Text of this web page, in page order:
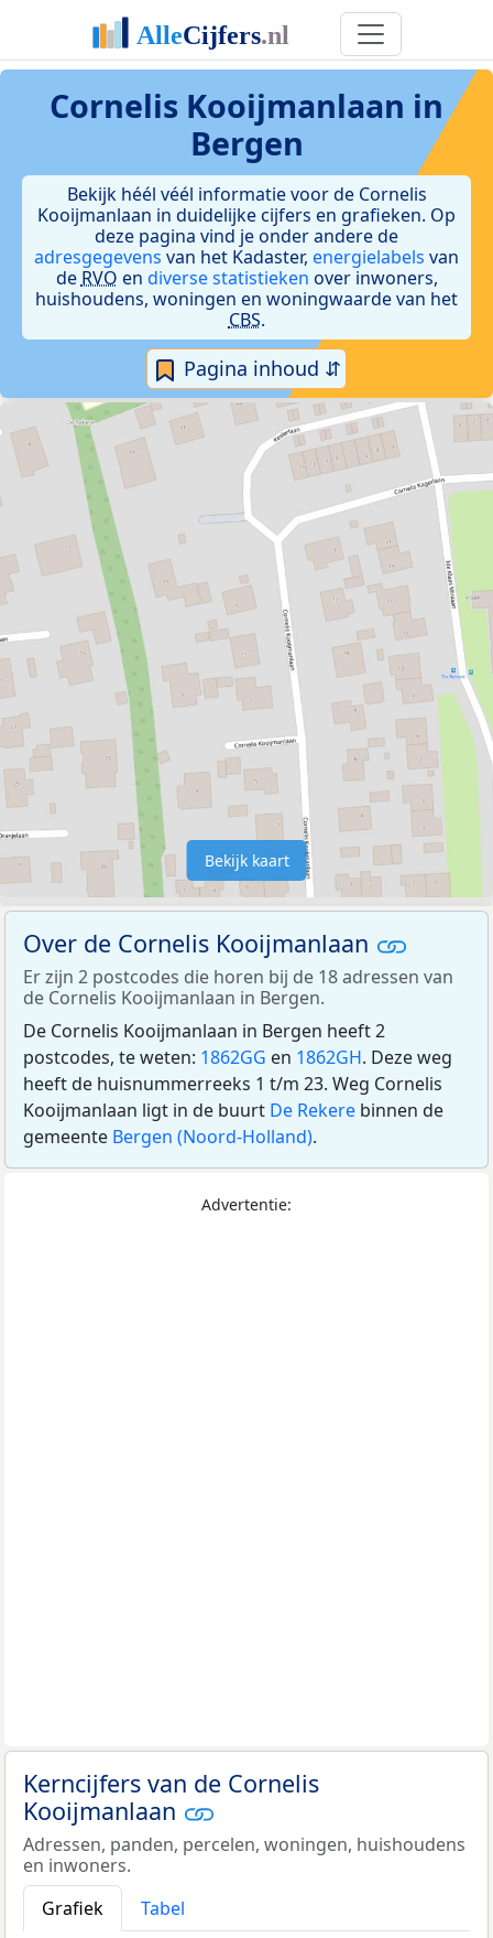
Cornelis Kooijmanlaan in
Bergen
Bekijk héél véél informatie voor de Cornelis
Kooijmanlaan in duidelijke cijfers en grafieken. Op
deze pagina vind je onder andere de
adresgegevens van het Kadaster, energielabels van
de RVO en diverse statistieken over inwoners,
huishoudens, woningen en woningwaarde van het
CBS.
Pagina inhoud ⇵
Bekijk kaart
Over de Cornelis Kooijmanlaan
Er zijn 2 postcodes die horen bij de 18 adressen van
de Cornelis Kooijmanlaan in Bergen.
De Cornelis Kooijmanlaan in Bergen heeft 2
postcodes, te weten: 1862GG en 1862GH. Deze weg
heeft de huisnummerreeks 1 t/m 23. Weg Cornelis
Kooijmanlaan ligt in de buurt De Rekere binnen de
gemeente Bergen (Noord-Holland).
Advertentie:
Kerncijfers van de Cornelis
Kooijmanlaan
Adressen, panden, percelen, woningen, huishoudens
en inwoners.
Grafiek
Tabel